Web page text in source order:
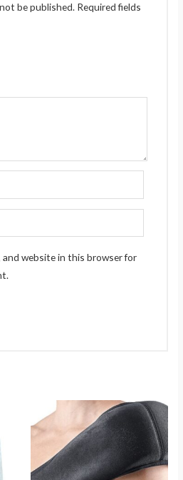
be published. Required fields
and website in this browser for